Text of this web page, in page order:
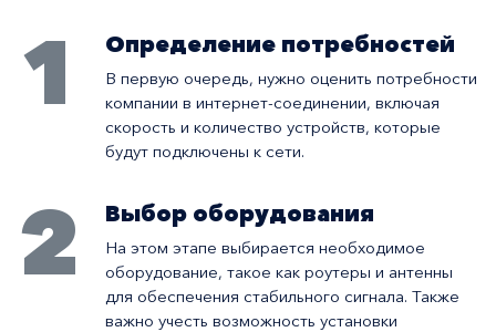
1 Определение потребностей
В первую очередь, нужно оценить потребности
компании в интернет-соединении, включая
скорость и количество устройств, которые
будут подключены к сети.
2 Выбор оборудования
На этом этапе выбирается необходимое
оборудование, такое как роутеры и антенны
для обеспечения стабильного сигнала. Также
важно учесть возможность установки